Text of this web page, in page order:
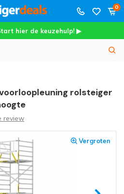
0
hier de keuzehulp! ▶
rolsteiger
review
Vergroten